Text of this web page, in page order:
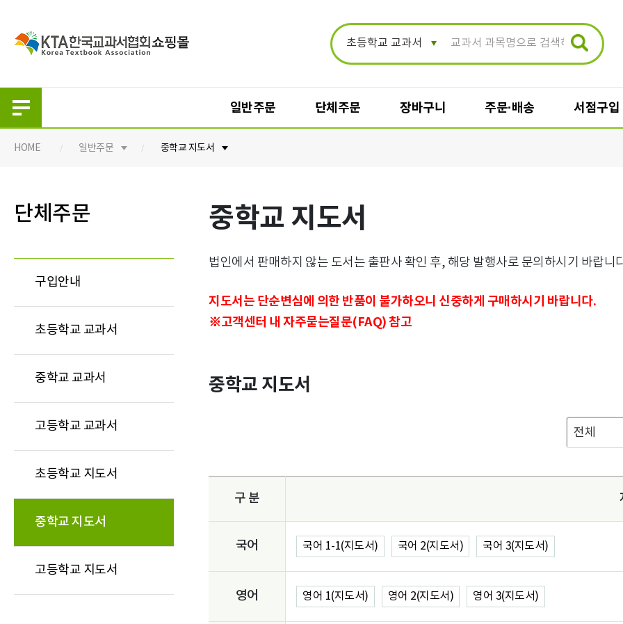
일반주문 단체주문 장바구니 주문·배송 서점구입
구입안내
중등 교과서
고등 교과서
초등 지도서
중등 지도서
고등 지도서
구입안내
초등 교과서
중등 교과서
초등 지도서
중등 지도서
일반 장바구니
단체 장바구니
단체주문 결제
주문취소
HOME 일반주문 중학교 지도서
단체주문
구입안내
초등학교 교과서
중학교 교과서
고등학교 교과서
초등학교 지도서
중학교 지도서
고등학교 지도서
중학교 지도서
법인에서 판매하지 않는 도서는 출판사 확인 후, 해당 발행사로 문의하시기 바랍니
지도서는 단순변심에 의한 반품이 불가하오니 신중하게 구매하시기 바랍니다.
※고객센터 내 자주묻는질문(FAQ) 참고
중학교 지도서
구 분
국어 국어 1-1(지도서) 국어 2(지도서) 국어 3(지도서)
영어 영어 1(지도서) 영어 2(지도서) 영어 3(지도서)